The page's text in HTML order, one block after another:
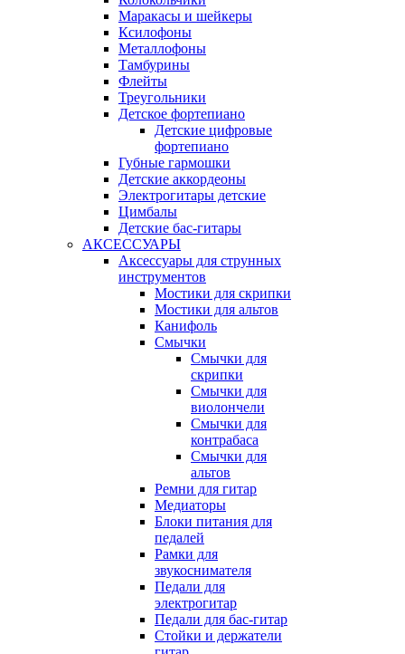
Маракасы и шейкеры
Ксилофоны
Металлофоны
Тамбурины
Флейты
Треугольники
Детское фортепиано
Детские цифровые
фортепиано
Губные гармошки
Детские аккордеоны
Электрогитары детские
Цимбалы
Детские бас-гитары
АКСЕССУАРЫ
Аксессуары для струнных
инструментов
Мостики для скрипки
Мостики для альтов
Канифоль
Смычки
Смычки для
скрипки
Смычки для
виолончели
Смычки для
контрабаса
Смычки для
альтов
Ремни для гитар
Медиаторы
Блоки питания для
педалей
Рамки для
звукоснимателя
Педали для
электрогитар
Педали для бас-гитар
Стойки и держатели